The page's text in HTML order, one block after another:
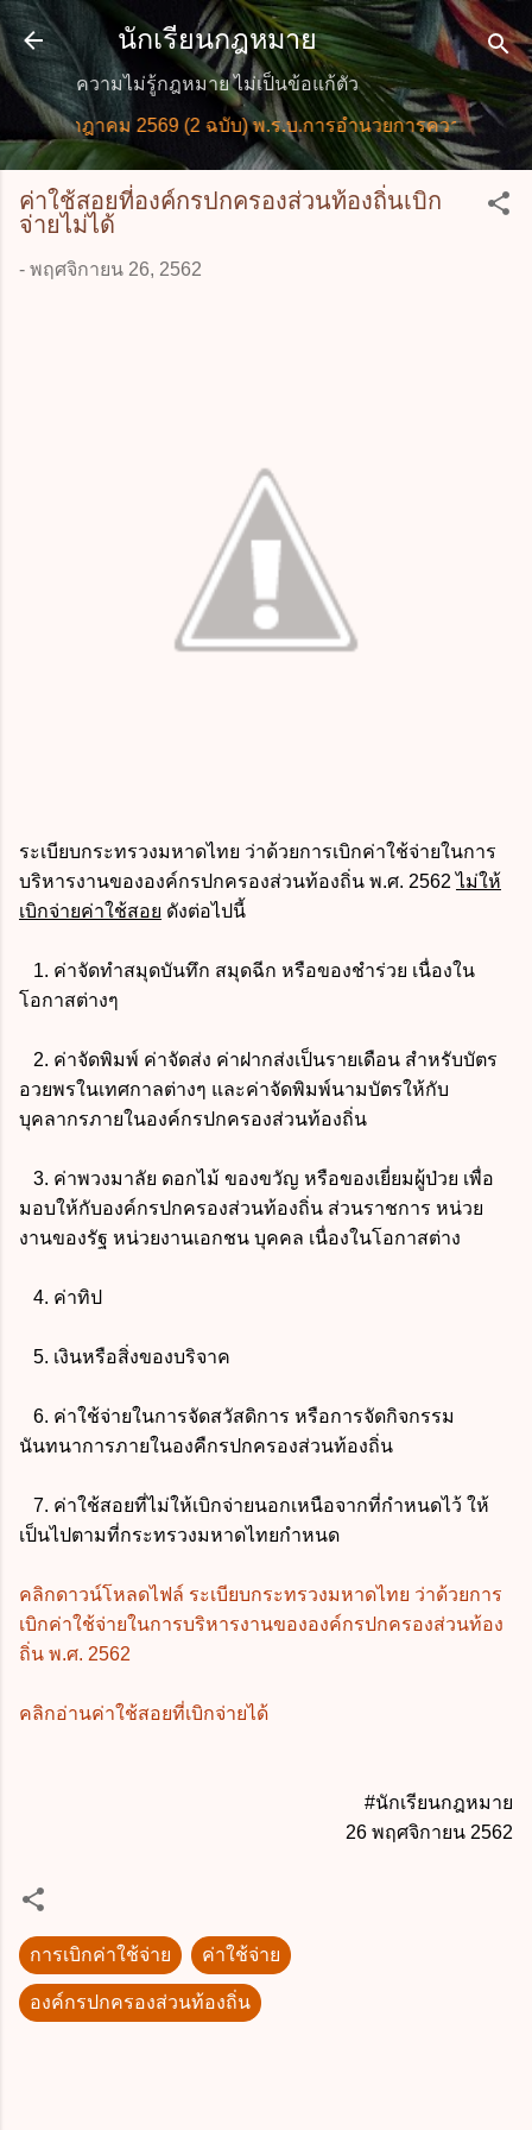
ข้ามไปที่เนื้อหาหลัก
นักเรียนกฎหมาย
ความไม่รู้กฎหมาย ไม่เป็นข้อแก้ตัว
กรกฎาคม 2569 (2 ฉบับ) พ.ร.บ.การอำนวยการความสะดวกใ
ค่าใช้สอยที่องค์กรปกครองส่วนท้องถิ่นเบิก
จ่ายไม่ได้
- พฤศจิกายน 26, 2562
ระเบียบกระทรวงมหาดไทย ว่าด้วยการเบิกค่าใช้จ่ายในการ
บริหารงานขององค์กรปกครองส่วนท้องถิ่น พ.ศ. 2562 ไม่ให้
เบิกจ่ายค่าใช้สอย ดังต่อไปนี้
1. ค่าจัดทำสมุดบันทึก สมุดฉีก หรือของชำร่วย เนื่องใน
โอกาสต่างๆ
2. ค่าจัดพิมพ์ ค่าจัดส่ง ค่าฝากส่งเป็นรายเดือน สำหรับบัตร
อวยพรในเทศกาลต่างๆ และค่าจัดพิมพ์นามบัตรให้กับ
บุคลากรภายในองค์กรปกครองส่วนท้องถิ่น
3. ค่าพวงมาลัย ดอกไม้ ของขวัญ หรือของเยี่ยมผู้ป่วย เพื่อ
มอบให้กับองค์กรปกครองส่วนท้องถิ่น ส่วนราชการ หน่วย
งานของรัฐ หน่วยงานเอกชน บุคคล เนื่องในโอกาสต่าง
4. ค่าทิป
5. เงินหรือสิ่งของบริจาค
6. ค่าใช้จ่ายในการจัดสวัสดิการ หรือการจัดกิจกรรม
นันทนาการภายในองคืกรปกครองส่วนท้องถิ่น
7. ค่าใช้สอยที่ไม่ให้เบิกจ่ายนอกเหนือจากที่กำหนดไว้ ให้
เป็นไปตามที่กระทรวงมหาดไทยกำหนด
คลิกดาวน์โหลดไฟล์ ระเบียบกระทรวงมหาดไทย ว่าด้วยการ
เบิกค่าใช้จ่ายในการบริหารงานขององค์กรปกครองส่วนท้อง
ถิ่น พ.ศ. 2562
คลิกอ่านค่าใช้สอยที่เบิกจ่ายได้
#นักเรียนกฎหมาย
26 พฤศจิกายน 2562
การเบิกค่าใช้จ่าย ค่าใช้จ่าย
องค์กรปกครองส่วนท้องถิ่น